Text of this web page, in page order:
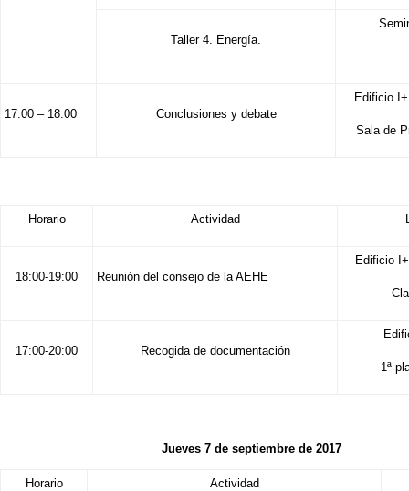
Taller 4. Energía.
17:00 – 18:00 Conclusiones y debate
Edificio
Sala de
Horario Actividad
18:00-19:00 Reunión del consejo de la AEHE
Edificio
17:00-20:00 Recogida de documentación
1ª
Jueves 7 de septiembre de 2017
Horario Actividad